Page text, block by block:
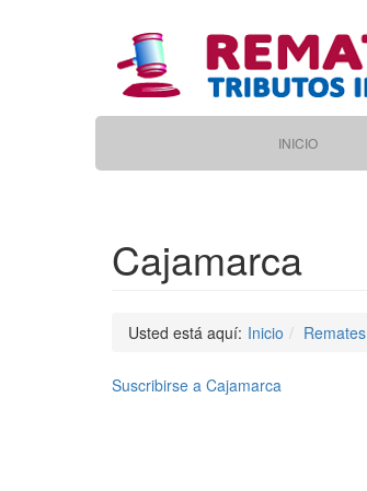
Main INICIO
Cajamarca
Usted está aquí: Inicio Remates
Suscribirse a Cajamarca